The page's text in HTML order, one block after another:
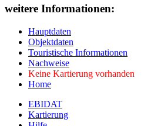
weitere Informationen:
Hauptdaten
Objektdaten
Touristische Informationen
Nachweise
Keine Kartierung vorhanden
Home
EBIDAT
Kartierung